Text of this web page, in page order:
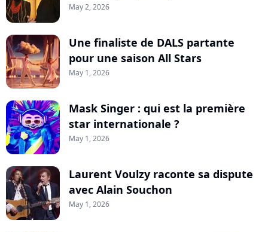
May 2, 2026
Une finaliste de DALS partante
pour une saison All Stars
May 1, 2026
Mask Singer : qui est la première
star internationale ?
May 1, 2026
Laurent Voulzy raconte sa dispute
avec Alain Souchon
May 1, 2026